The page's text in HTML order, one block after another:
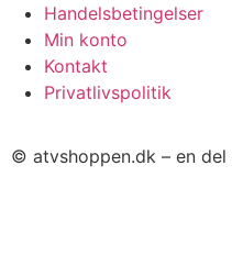
Handelsbetingelser
Min konto
Kontakt
Privatlivspolitik
© atvshoppen.dk – en